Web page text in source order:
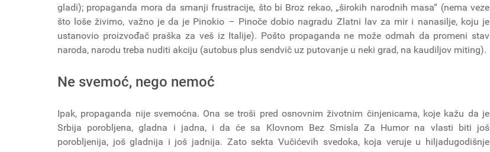
gladi); propaganda mora da smanji frustracije, što bi Broz rekao, „širokih narodnih masa“ (nema veze
što loše živimo, važno je da je Pinokio – Pinoče dobio nagradu Zlatni lav za mir i nanasilje, koju je
ustanovio proizvođač praška za veš iz Italije). Pošto propaganda ne može odmah da promeni stav
naroda, narodu treba nuditi akciju (autobus plus sendvič uz putovanje u neki grad, na kaudiljov miting).
Ne svemoć, nego nemoć
Ipak, propaganda nije svemoćna. Ona se troši pred osnovnim životnim činjenicama, koje kažu da je
Srbija porobljena, gladna i jadna, i da će sa Klovnom Bez Smisla Za Humor na vlasti biti još
porobljenija, još gladnija i još jadnija. Zato sekta Vučićevih svedoka, koja veruje u hiljadugodišnje